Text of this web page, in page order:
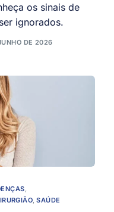
os sinais de
ignorados.
DE 2026
,
,SAÚDE